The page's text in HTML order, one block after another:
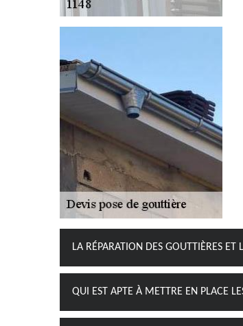
LA RÉPARATION DES GOUTTIÈRES ET
QUI EST APTE À METTRE EN PLACE